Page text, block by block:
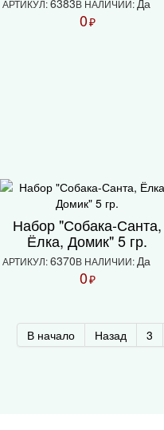
АРТИКУЛ:6383В НАЛИЧИИ:Да
0₽
Набор "Собака-Санта,
Ёлка, Домик" 5 гр.
АРТИКУЛ:6370В НАЛИЧИИ: Да
0₽
В начало Назад 3